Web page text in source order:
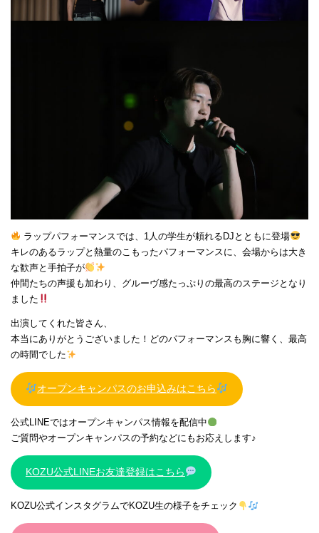
ラップパフォーマンスでは、1人の学生が頼れるDJとともに登場
キレのあるラップと熱量のこもったパフォーマンスに、会場からは大き
な歓声と手拍子が
仲間たちの声援も加わり、グルーヴ感たっぷりの最高のステージとなり
ました
出演してくれた皆さん、
本当にありがとうございました！どのパフォーマンスも胸に響く、最高
の時間でした
オープンキャンパスのお申込みはこちら
公式LINEではオープンキャンパス情報を配信中
ご質問やオープンキャンパスの予約などにもお応えします♪
KOZU公式LINEお友達登録はこちら
KOZU公式インスタグラムでKOZU生の様子をチェック